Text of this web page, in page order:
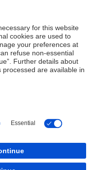
Datenschutz
Seitenübersicht